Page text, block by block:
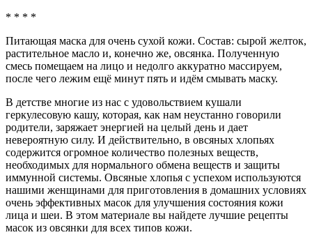
* * * *
Питающая маска для очень сухой кожи. Состав: сырой желток,
растительное масло и, конечно же, овсянка. Полученную
смесь помещаем на лицо и недолго аккуратно массируем,
после чего лежим ещё минут пять и идём смывать маску.
В детстве многие из нас с удовольствием кушали
геркулесовую кашу, которая, как нам неустанно говорили
родители, заряжает энергией на целый день и дает
невероятную силу. И действительно, в овсяных хлопьях
содержится огромное количество полезных веществ,
необходимых для нормального обмена веществ и защиты
иммунной системы. Овсяные хлопья с успехом используются
нашими женщинами для приготовления в домашних условиях
очень эффективных масок для улучшения состояния кожи
лица и шеи. В этом материале вы найдете лучшие рецепты
масок из овсянки для всех типов кожи.